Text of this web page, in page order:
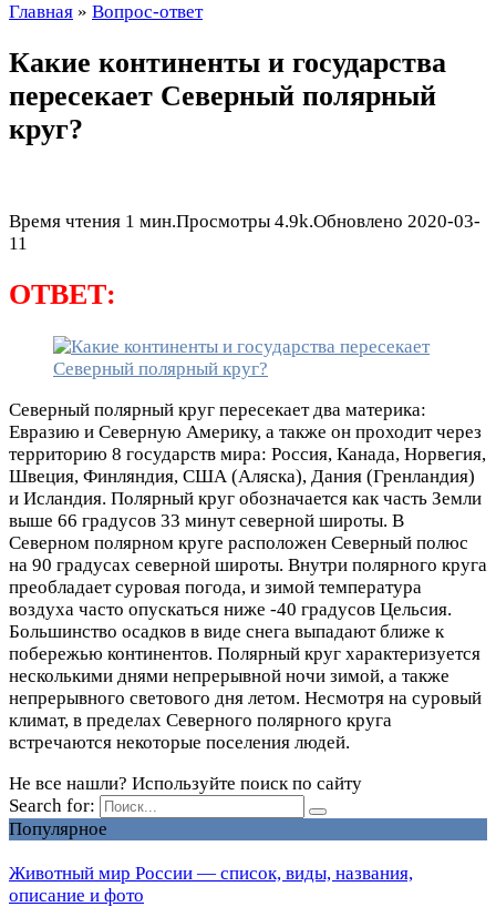
Главная » Вопрос-ответ
Какие континенты и государства
пересекает Северный полярный
круг?
Время чтения 1 мин.Просмотры 4.9k.Обновлено 2020-03-
11
ОТВЕТ:
Северный полярный круг пересекает два материка:
Евразию и Северную Америку, а также он проходит через
территорию 8 государств мира: Россия, Канада, Норвегия,
Швеция, Финляндия, США (Аляска), Дания (Гренландия)
и Исландия. Полярный круг обозначается как часть Земли
выше 66 градусов 33 минут северной широты. В
Северном полярном круге расположен Северный полюс
на 90 градусах северной широты. Внутри полярного круга
преобладает суровая погода, и зимой температура
воздуха часто опускаться ниже -40 градусов Цельсия.
Большинство осадков в виде снега выпадают ближе к
побережью континентов. Полярный круг характеризуется
несколькими днями непрерывной ночи зимой, а также
непрерывного светового дня летом. Несмотря на суровый
климат, в пределах Северного полярного круга
встречаются некоторые поселения людей.
Не все нашли? Используйте поиск по сайту
Search for:
Популярное
Животный мир России — список, виды, названия,
описание и фото